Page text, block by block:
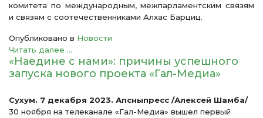
комитета по международным, межпарламентским связям
и связям с соотечественниками Алхас Барциц.
Опубликовано в Новости
Читать далее ...
«Наедине с нами»: причины успешного
запуска нового проекта «Гал-Медиа»
Сухум. 7 декабря 2023. Апсныпресс /Алексей Шамба/
30 ноября на телеканале «Гал-Медиа» вышел первый